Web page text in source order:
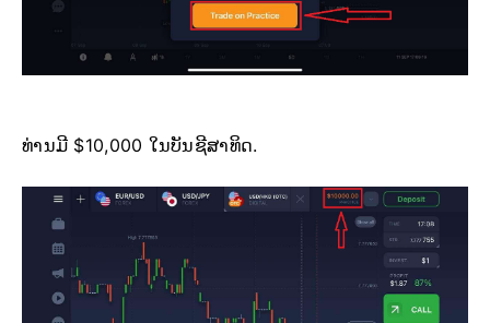
ທ່ານມີ $10,000 ໃນບັນຊີສາທິດ.